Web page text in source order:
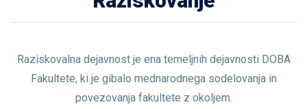
Raziskovalna dejavnost je ena temeljnih dejavnosti DOBA
Fakultete, ki je gibalo mednarodnega sodelovanja in
povezovanja fakultete z okoljem.